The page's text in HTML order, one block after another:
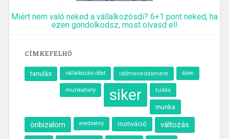
Miért nem való neked a vállalkozósdi? 6+1 pont neked, ha
ezen gondolkodsz, most olvasd el!
CÍMKEFELHŐ
tanulás vállalkozási ötlet időmenedzsment álom
munkahely siker tudás
munka
önbizalom eredmény motiváció változás